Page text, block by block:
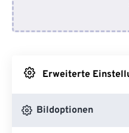
Von
Erweiterte
Bildoptionen